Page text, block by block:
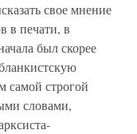
свое мнение
в печати, в
был скорее
самой строгой
словами,